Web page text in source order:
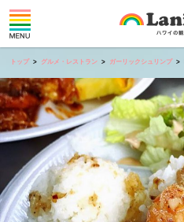
トップ グルメ・レストラン ガーリックシュリンプ